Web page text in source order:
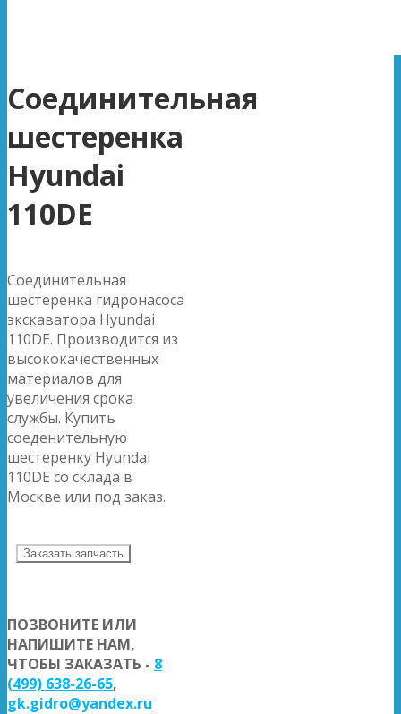
Соединительная
шестеренка
Hyundai
110DE
Соединительная
шестеренка гидронасоса
экскаватора Hyundai
110DE. Производится из
высококачественных
материалов для
увеличения срока
службы. Купить
соеденительную
шестеренку Hyundai
110DE со склада в
Москве или под заказ.
Заказать запчасть
ПОЗВОНИТЕ ИЛИ
НАПИШИТЕ НАМ,
ЧТОБЫ ЗАКАЗАТЬ - 8
(499) 638-26-65,
gk.gidro@yandex.ru